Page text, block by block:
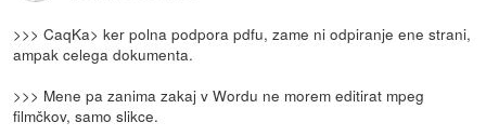
>>> CaqKa> ker polna podpora pdfu, zame ni odpiranje ene strani,
ampak celega dokumenta.
>>> Mene pa zanima zakaj v Wordu ne morem editirat mpeg
filmčkov, samo slikce.